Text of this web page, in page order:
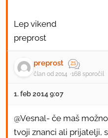
Lep vikend
preprost
preprost
član od 2014 168 sporočil
1. feb 2014 9:07
@Vesnal- če maš
tvoji znanci ali prijatelji,